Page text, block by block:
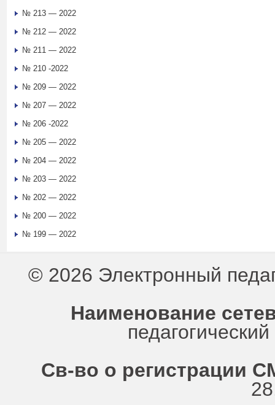
№ 213 — 2022
№ 212 — 2022
№ 211 — 2022
№ 210 -2022
№ 209 — 2022
№ 207 — 2022
№ 206 -2022
№ 205 — 2022
№ 204 — 2022
№ 203 — 2022
№ 202 — 2022
№ 200 — 2022
№ 199 — 2022
© 2026 Электронный
Наименование
Св-во о регистрации